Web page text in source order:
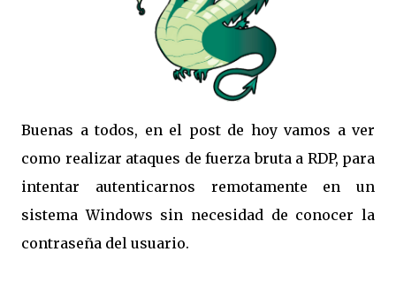
Buenas a todos, en el post de hoy vamos a ver
como realizar ataques de fuerza bruta a RDP, para
intentar autenticarnos remotamente en un
sistema Windows sin necesidad de conocer la
contraseña del usuario.